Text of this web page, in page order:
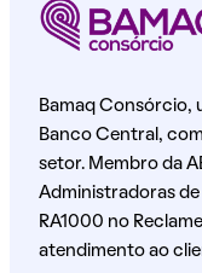
Bamaq Consórcio,
Banco Central,
setor. Membro da
Administradoras
RA1000 no
atendimento ao